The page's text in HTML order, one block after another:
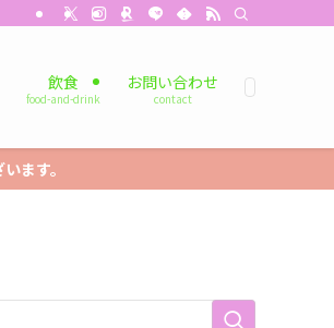
飲食
food-and-drink
お問い合わせ
contact